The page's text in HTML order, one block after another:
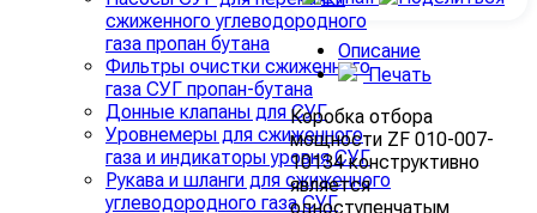
сжиженного углеводородного
газа пропан бутана
Фильтры очистки сжиженного
газа СУГ пропан-бутана
Донные клапаны для СУГ
Уровнемеры для сжиженного
газа и индикаторы уровня СУГ
Рукава и шланги для сжиженного
углеводородного газа СУГ
Описание
Печать
Коробка отбора
мощности ZF 010-007-
10134 конструктивно
является
одноступенчатым